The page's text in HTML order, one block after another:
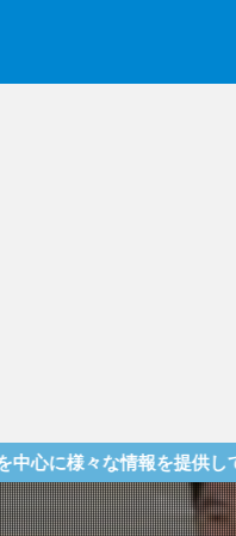
を提供しているサイトです